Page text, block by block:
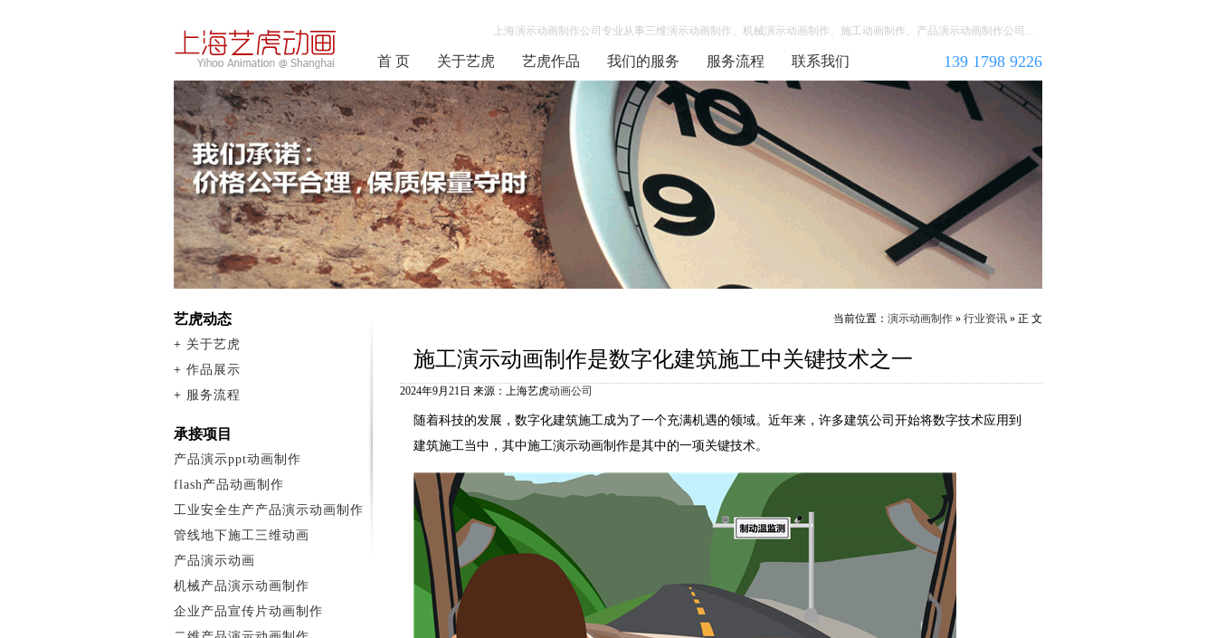
上海演示动画制作公司专业从事三维演示动画制作、机械演示动画制作、施工动画制作、产品演示动画制作公司...
首 页 关于艺虎 艺虎作品 我们的服务 服务流程 联系我们 139 1798 9226
当前位置： 演示动画制作 » 行业资讯 » 正 文
施工演示动画制作是数字化建筑施工中关键技术之一
2024年9月21日 来源：上海艺虎动画公司
随着科技的发展，数字化建筑施工成为了一个充满机遇的领域。近年来，许多建筑公司开始将数字技术应用到
建筑施工当中，其中施工演示动画制作是其中的一项关键技术。
艺虎动态
+ 关于艺虎
+ 作品展示
+ 服务流程
承接项目
产品演示ppt动画制作
flash产品动画制作
工业安全生产产品演示动画制作
管线地下施工三维动画
产品演示动画
机械产品演示动画制作
企业产品宣传片动画制作